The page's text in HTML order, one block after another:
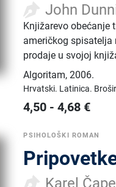
John
Knjižarevo obećanje
američkog spisatelja
prodaje u svojoj
Algoritam,2006.
Hrvatski. Latinica.
4,50 -4,68 €
PSIHOLOŠKI ROMAN
Karel